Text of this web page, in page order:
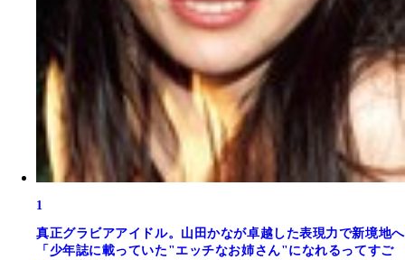
1
真正グラビアアイドル。山田かなが卓越した表現力で新境地へ
「少年誌に載っていた"エッチなお姉さん"になれるってすご